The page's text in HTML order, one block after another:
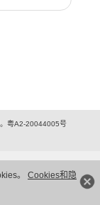
。 Cookies和隐
粤A2-20044005号